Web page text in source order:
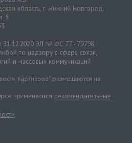
область, г. Нижний Новгород.
5
31.12.2020 ЭЛ № ФС 77 - 79798.
по надзору в сфере связи,
и массовых коммуникаций
партнеров" размещаются на
применяются рекомендательные